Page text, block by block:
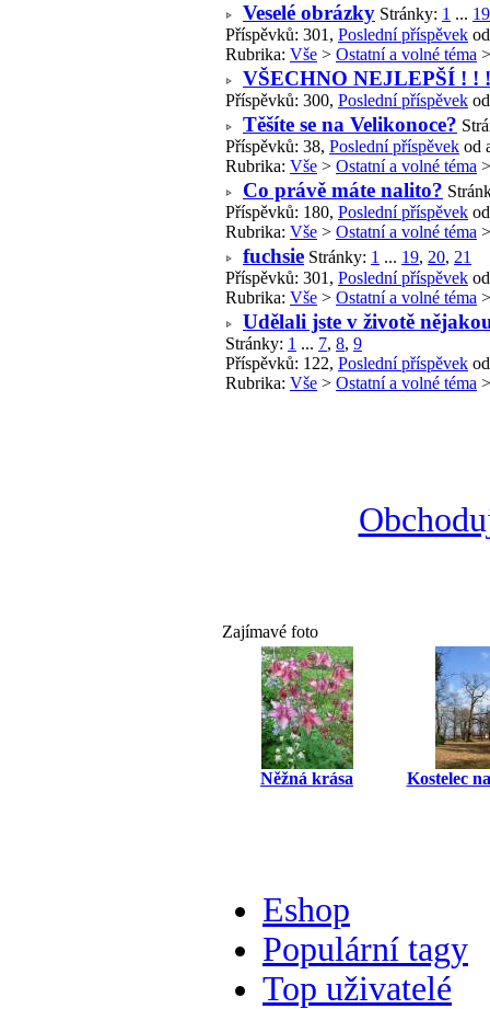
Veselé obrázky Stránky: 1 ... 19
Příspěvků: 301, Poslední příspěvek
Rubrika: Vše > Ostatní a volné téma
VŠECHNO NEJLEPŠÍ ! ! !
Příspěvků: 300, Poslední příspěvek
Těšíte se na Velikonoce?
Příspěvků: 38, Poslední příspěvek od
Rubrika: Vše > Ostatní a volné téma
Co právě máte nalito?
Příspěvků: 180, Poslední příspěvek
Rubrika: Vše > Ostatní a volné téma
fuchsie Stránky: 1 ... 19, 20, 21
Příspěvků: 301, Poslední příspěvek
Rubrika: Vše > Ostatní a volné téma
Udělali jste v životě
Stránky: 1 ... 7, 8, 9
Příspěvků: 122, Poslední příspěvek
Rubrika: Vše > Ostatní a volné téma
Zajímavé foto
Něžná krása Kostelec
Eshop
Populární tagy
Top uživatelé